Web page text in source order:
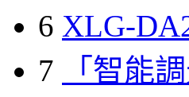
6 XLG-
7
「智能